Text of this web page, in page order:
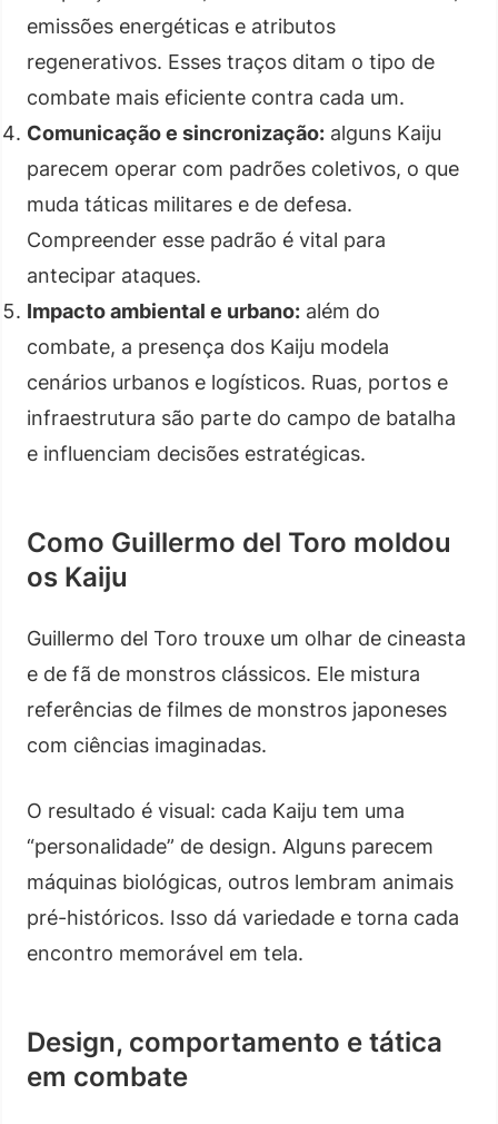
emissões energéticas e atributos
regenerativos. Esses traços ditam o tipo de
combate mais eficiente contra cada um.
Comunicação e sincronização: alguns Kaiju
parecem operar com padrões coletivos, o que
muda táticas militares e de defesa.
Compreender esse padrão é vital para
antecipar ataques.
Impacto ambiental e urbano: além do
combate, a presença dos Kaiju modela
cenários urbanos e logísticos. Ruas, portos e
infraestrutura são parte do campo de batalha
e influenciam decisões estratégicas.
Como Guillermo del Toro moldou
os Kaiju
Guillermo del Toro trouxe um olhar de cineasta
e de fã de monstros clássicos. Ele mistura
referências de filmes de monstros japoneses
com ciências imaginadas.
O resultado é visual: cada Kaiju tem uma
“personalidade” de design. Alguns parecem
máquinas biológicas, outros lembram animais
pré-históricos. Isso dá variedade e torna cada
encontro memorável em tela.
Design, comportamento e tática
em combate